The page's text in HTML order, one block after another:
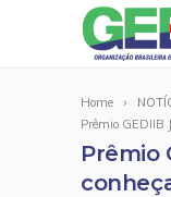
Home
Prêmio GEDIIB
Prêmio